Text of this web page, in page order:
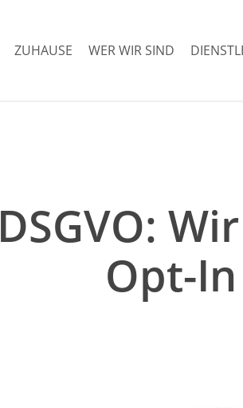
ZUHAUSE WER WIR SIND
DSGVO:
Opt-